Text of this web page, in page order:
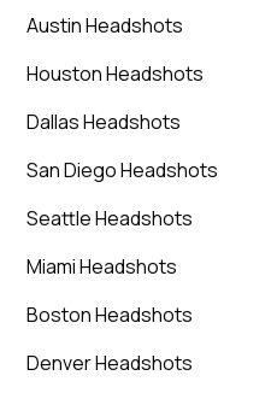
Austin Headshots
Houston Headshots
Dallas Headshots
San Diego Headshots
Seattle Headshots
Miami Headshots
Boston Headshots
Denver Headshots